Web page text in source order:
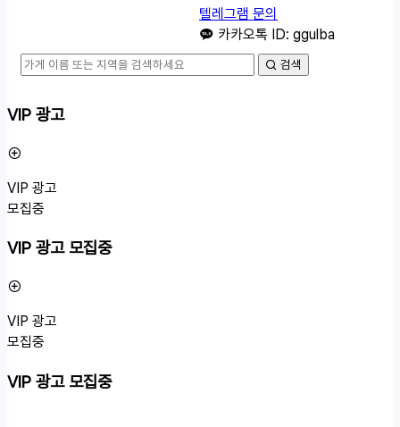
텔레그램 문의
카카오톡 ID: ggulba
검색
VIP 광고
VIP 광고
모집중
VIP 광고 모집중
VIP 광고
모집중
VIP 광고 모집중